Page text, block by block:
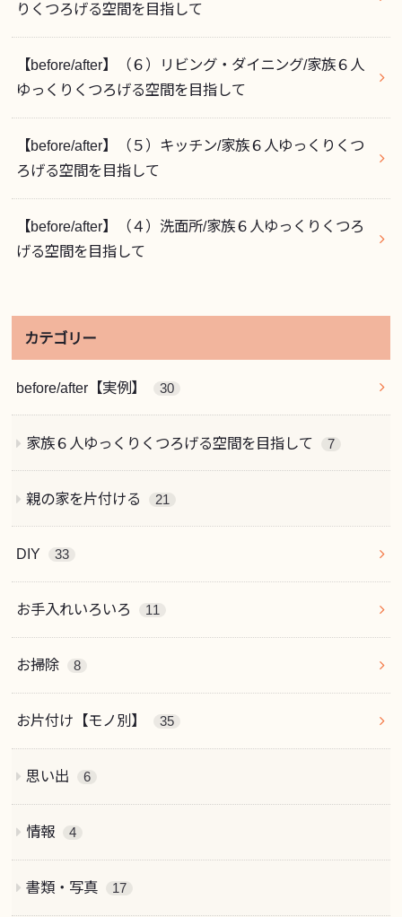
りくつろげる空間を目指して
【before/after】（６）リビング・ダイニング/家族６人
ゆっくりくつろげる空間を目指して
【before/after】（５）キッチン/家族６人ゆっくりくつ
ろげる空間を目指して
【before/after】（４）洗面所/家族６人ゆっくりくつろ
げる空間を目指して
カテゴリー
before/after【実例】 30
家族６人ゆっくりくつろげる空間を目指して 7
親の家を片付ける 21
DIY 33
お手入れいろいろ 11
お掃除 8
お片付け【モノ別】 35
思い出 6
情報 4
書類・写真 17